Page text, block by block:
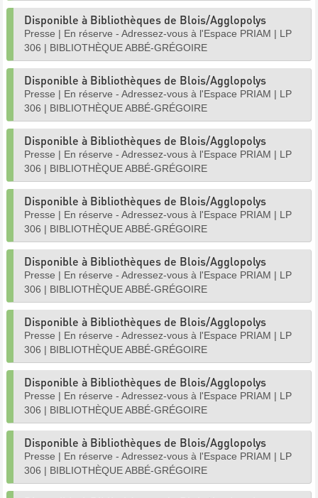
Disponible à Bibliothèques de Blois/Agglopolys
Presse | En réserve - Adressez-vous à l'Espace PRIAM | LP
306 | BIBLIOTHÈQUE ABBÉ-GRÉGOIRE
Disponible à Bibliothèques de Blois/Agglopolys
Presse | En réserve - Adressez-vous à l'Espace PRIAM | LP
306 | BIBLIOTHÈQUE ABBÉ-GRÉGOIRE
Disponible à Bibliothèques de Blois/Agglopolys
Presse | En réserve - Adressez-vous à l'Espace PRIAM | LP
306 | BIBLIOTHÈQUE ABBÉ-GRÉGOIRE
Disponible à Bibliothèques de Blois/Agglopolys
Presse | En réserve - Adressez-vous à l'Espace PRIAM | LP
306 | BIBLIOTHÈQUE ABBÉ-GRÉGOIRE
Disponible à Bibliothèques de Blois/Agglopolys
Presse | En réserve - Adressez-vous à l'Espace PRIAM | LP
306 | BIBLIOTHÈQUE ABBÉ-GRÉGOIRE
Disponible à Bibliothèques de Blois/Agglopolys
Presse | En réserve - Adressez-vous à l'Espace PRIAM | LP
306 | BIBLIOTHÈQUE ABBÉ-GRÉGOIRE
Disponible à Bibliothèques de Blois/Agglopolys
Presse | En réserve - Adressez-vous à l'Espace PRIAM | LP
306 | BIBLIOTHÈQUE ABBÉ-GRÉGOIRE
Disponible à Bibliothèques de Blois/Agglopolys
Presse | En réserve - Adressez-vous à l'Espace PRIAM | LP
306 | BIBLIOTHÈQUE ABBÉ-GRÉGOIRE